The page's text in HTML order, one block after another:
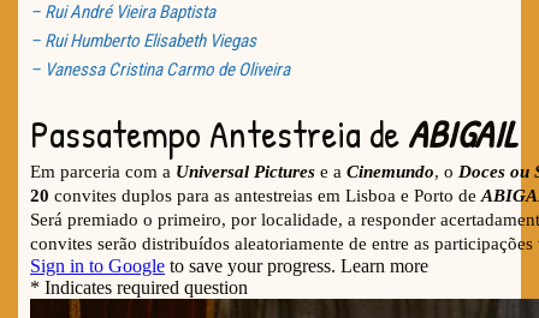
– Rui André Vieira Baptista
– Rui Humberto Elisabeth Viegas
– Vanessa Cristina Carmo de Oliveira